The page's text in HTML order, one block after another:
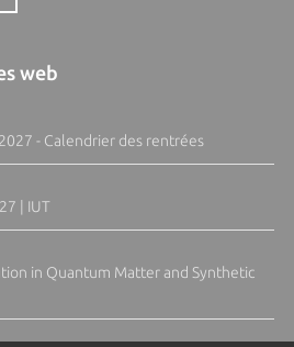
web
- Calendrier des rentrées
| IUT
in Quantum Matter and Synthetic